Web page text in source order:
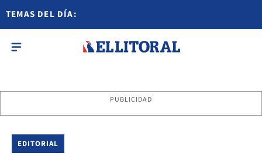
TEMAS DEL DÍA:
PUBLICIDAD
EDITORIAL